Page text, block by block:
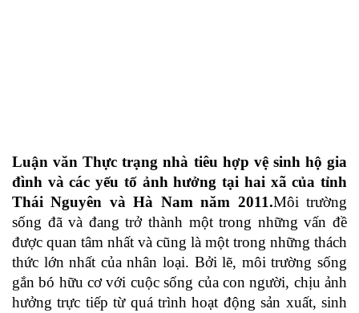
Luận văn Thực trạng nhà tiêu hợp vệ sinh hộ gia
đình và các yếu tố ảnh hưởng tại hai xã của tỉnh
Thái Nguyên và Hà Nam năm 2011.Môi trường
sống đã và đang trở thành một trong những vấn đề
được quan tâm nhất và cũng là một trong những thách
thức lớn nhất của nhân loại. Bởi lẽ, môi trường sống
gắn bó hữu cơ với cuộc sống của con người, chịu ảnh
hưởng trực tiếp từ quá trình hoạt động sản xuất, sinh